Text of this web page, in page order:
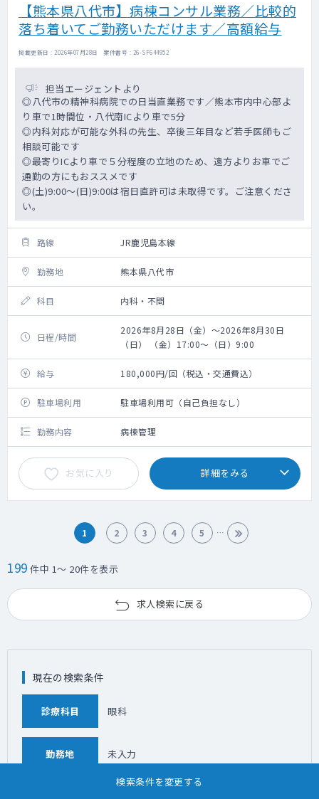
【熊本県八代市】病棟コンサル業務／比較的
落ち着いてご勤務いただけます／高額給与
掲載更新日 : 2026年07月28日 案件番号 : 26-SF644952
担当エージェントより
◎八代市の精神科病院での日当直業務です／熊本市内中心部よ
り車で1時間位・八代南ICより車で5分
◎内科対応が可能な外科の先生、卒後三年目など若手医師もご
相談可能です
◎最寄りICより車で５分程度の立地のため、遠方よりお車でご
通勤の方にもおススメです
◎(土)9:00～(日)9:00は宿日直許可は未取得です。ご注意くださ
い。
路線 JR鹿児島本線
勤務地 熊本県八代市
科目 内科・不問
日程/時間
2026年8月28日（金）～2026年8月30日
（日） （金）17:00～（日）9:00
給与 180,000円/回（税込・交通費込）
駐車場利用 駐車場利用可（自己負担なし）
勤務内容 病棟管理
お気に入り 詳細をみる
1 2 3 4 5
199 件中 1～ 20件を表示
求人検索に戻る
検索条件を変更する
現在の検索条件
診療科目 眼科
勤務地 未入力